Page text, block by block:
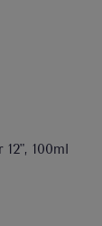
100ml